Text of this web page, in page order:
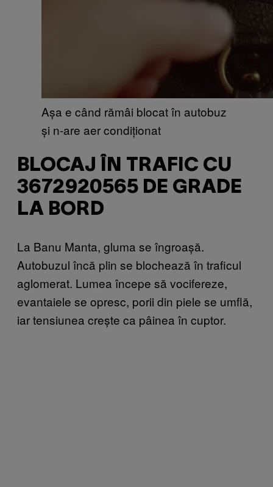
Așa e când rămâi blocat în autobuz
și n-are aer condiționat
BLOCAJ ÎN TRAFIC CU
3672920565 DE GRADE
LA BORD
La Banu Manta, gluma se îngroașă.
Autobuzul încă plin se blochează în traficul
aglomerat. Lumea începe să vocifereze,
evantaiele se opresc, porii din piele se umflă,
iar tensiunea crește ca pâinea în cuptor.